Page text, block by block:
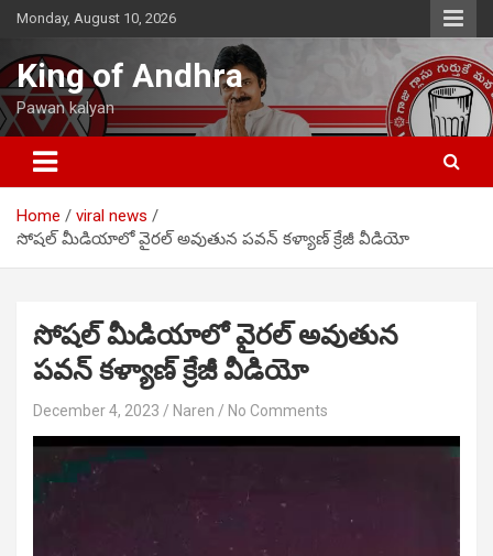
Skip
content
Monday, August 10, 2026
King of Andhra
Pawan kalyan
Home
viral news
సోషల్ మీడియాలో వైరల్ అవుతున పవన్ కళ్యాణ్ క్రేజీ వీడియో
సోషల్ మీడియాలో వైరల్ అవుతున
పవన్ కళ్యాణ్ క్రేజీ వీడియో
December 4, 2023 Naren No Comments